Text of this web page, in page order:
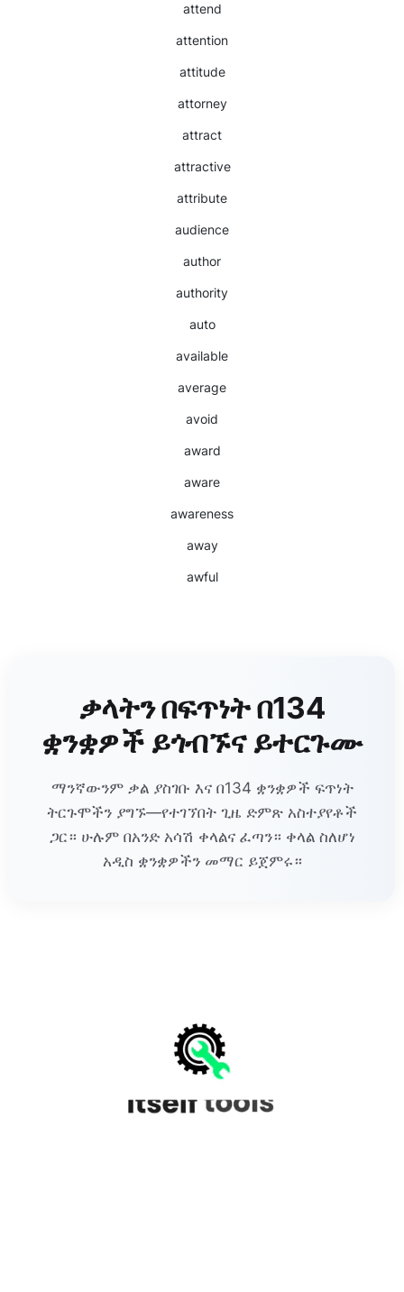
attend
attention
attitude
attorney
attract
attractive
attribute
audience
author
authority
auto
available
average
avoid
award
aware
awareness
away
awful
ቃላትን በፍጥነት በ134
ቋንቋዎች ይጎብኙና ይተርጉሙ
ማንኛውንም ቃል ያስገቡ እና በ134 ቋንቋዎች ፍጥነት
ትርጉሞችን ያግኙ—የተገኘበት ጊዜ ድምጽ አስተያየቶች
ጋር። ሁሉም በአንድ አሳሽ ቀላልና ፈጣን። ቀላል ስለሆነ
አዲስ ቋንቋዎችን መማር ይጀምሩ።